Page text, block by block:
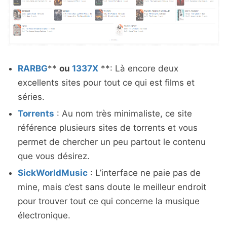
RARBG** ou 1337X **: Là encore deux
excellents sites pour tout ce qui est films et
séries.
Torrents : Au nom très minimaliste, ce site
référence plusieurs sites de torrents et vous
permet de chercher un peu partout le contenu
que vous désirez.
SickWorldMusic : L’interface ne paie pas de
mine, mais c’est sans doute le meilleur endroit
pour trouver tout ce qui concerne la musique
électronique.